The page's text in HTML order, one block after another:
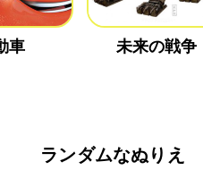
車 未来の戦争
ランダムなぬりえ